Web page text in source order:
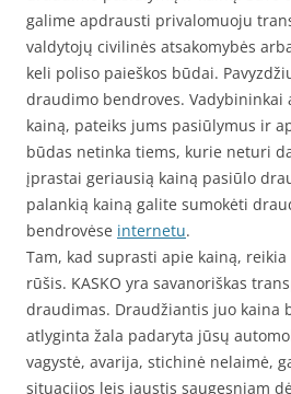
galime apdrausti privalomuoju
valdytojų civilinės atsakomybės
keli poliso paieškos būdai.
draudimo bendroves. Vadybininkai
kainą, pateiks jums pasiūlymus ir
būdas netinka tiems, kurie neturi
įprastai geriausią kainą pasiūlo
palankią kainą galite sumokėti
bendrovėse internetu.
Tam, kad suprasti apie kainą,
rūšis. KASKO yra savanoriškas
draudimas. Draudžiantis juo kaina
atlyginta žala padaryta jūsų
vagystė, avarija, stichinė nelaimė,
situacijos leis jaustis saugesniam